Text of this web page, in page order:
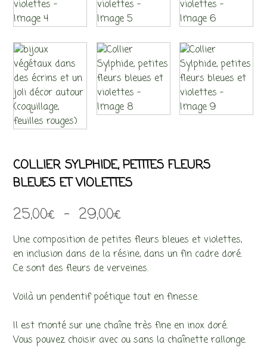
COLLIER SYLPHIDE, PETITES FLEURS
BLEUES ET VIOLETTES
25,00€ – 29,00€Plage
de
prix :
25,00€
à
29,00€
Une composition de petites fleurs bleues et violettes,
en inclusion dans de la résine, dans un fin cadre doré.
Ce sont des fleurs de verveines.
Voilà un pendentif poétique tout en finesse.
Il est monté sur une chaîne très fine en inox doré.
Vous pouvez choisir avec ou sans la chaînette rallonge.